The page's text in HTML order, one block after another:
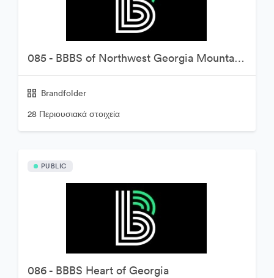
085 - BBBS of Northwest Georgia Mountains
Brandfolder
28 Περιουσιακά στοιχεία
PUBLIC
086 - BBBS Heart of Georgia